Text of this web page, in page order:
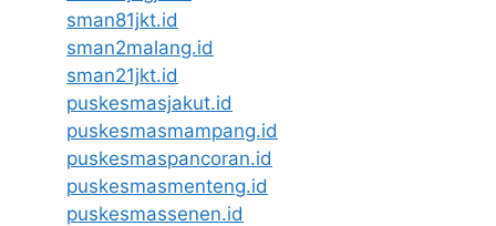
sman81jkt.id
sman2malang.id
sman21jkt.id
puskesmasjakut.id
puskesmasmampang.id
puskesmaspancoran.id
puskesmasmenteng.id
puskesmassenen.id